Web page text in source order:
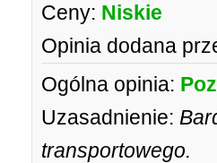
Ceny: Niskie
Opinia dodana
Ogólna opinia:
Uzasadnienie:
transportowego.